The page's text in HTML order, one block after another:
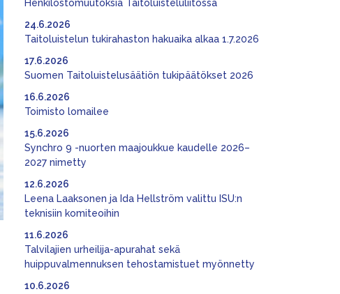
Henkilöstömuutoksia Taitoluisteluliitossa
Taitoluistelun tukirahaston hakuaika alkaa 1.7.2026
24.6.2026
Suomen Taitoluistelusäätiön tukipäätökset 2026
17.6.2026
Toimisto lomailee
16.6.2026
Synchro 9 -nuorten maajoukkue kaudelle 2026–
2027 nimetty
15.6.2026
Leena Laaksonen ja Ida Hellström valittu ISU:n
teknisiin komiteoihin
12.6.2026
Talvilajien urheilija-apurahat sekä
huippuvalmennuksen tehostamistuet myönnetty
11.6.2026
10.6.2026